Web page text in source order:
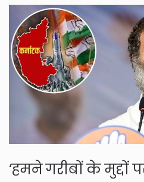
‘हमने गरीबों के मुद्दों